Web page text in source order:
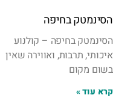
הסינמטק בחיפה
הסינמטק בחיפה – קולנוע
איכותי, תרבות, ואווירה שאין
בשום מקום
קרא עוד »